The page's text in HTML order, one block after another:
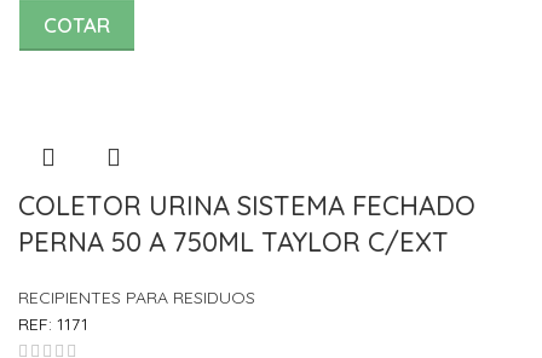
COTAR
COLETOR URINA SISTEMA FECHADO
PERNA 50 A 750ML TAYLOR C/EXT
RECIPIENTES PARA RESIDUOS
REF: 1171